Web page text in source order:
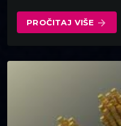
PROČITAJ VIŠE arrow_forward